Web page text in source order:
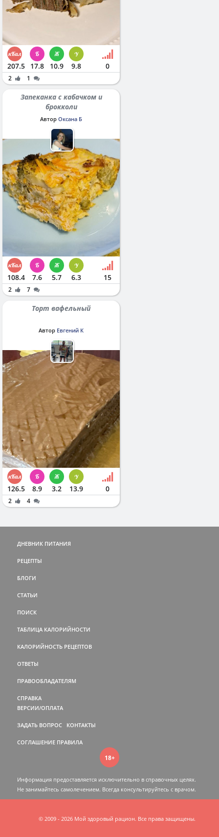
207.5 17.8 10.9 9.8 0
2 1
Запеканка с кабачком и
брокколи
Автор Оксана Б
108.4 7.6 5.7 6.3 15
2 7
Торт вафельный
Автор Евгений К
126.5 8.9 3.2 13.9 0
2 4
ДНЕВНИК ПИТАНИЯ
РЕЦЕПТЫ
БЛОГИ
СТАТЬИ
ПОИСК
ТАБЛИЦА КАЛОРИЙНОСТИ
КАЛОРИЙНОСТЬ РЕЦЕПТОВ
ОТВЕТЫ
ПРАВООБЛАДАТЕЛЯМ
СПРАВКА
ВЕРСИИ/ОПЛАТА
ЗАДАТЬ ВОПРОС КОНТАКТЫ
СОГЛАШЕНИЕ ПРАВИЛА
18+
Информация предоставляется исключительно в справочных целях.
Не занимайтесь самолечением. Всегда консультируйтесь c врачом.
© 2009 - 2026 Мой здоровый рацион. Все права защищены.